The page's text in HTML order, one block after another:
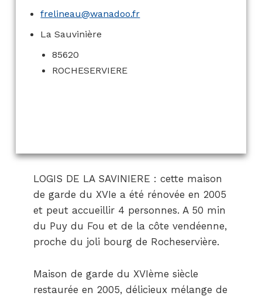
frelineau@wanadoo.fr
La Sauvinière
85620
ROCHESERVIERE
LOGIS DE LA SAVINIERE : cette maison
de garde du XVIe a été rénovée en 2005
et peut accueillir 4 personnes. A 50 min
du Puy du Fou et de la côte vendéenne,
proche du joli bourg de Rocheservière.
Maison de garde du XVIème siècle
restaurée en 2005, délicieux mélange de